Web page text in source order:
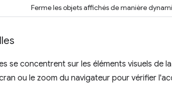
Ferme les objets affichés de manière
se concentrent sur les éléments visuels de
ou le zoom du navigateur pour vérifier